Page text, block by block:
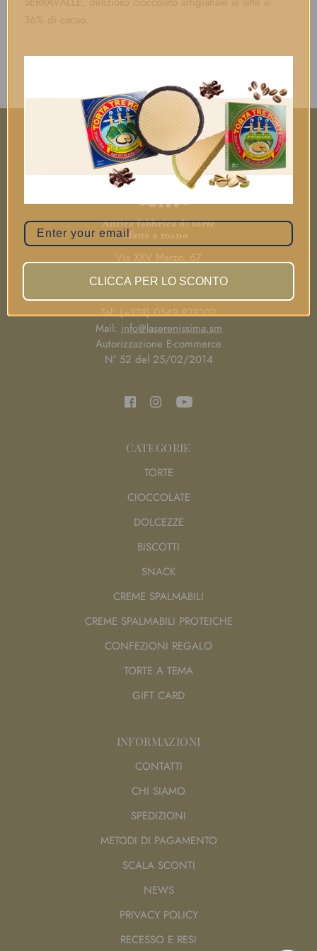
Via XXV Marzo, 67
47895 Domagnano - San Marino
C.O.E. SM00214
Tel: (+378) 0549 878102
Mail: info@laserenissima.sm
Autorizzazione E-commerce
N° 52 del 25/02/2014
CATEGORIE
TORTE
CIOCCOLATE
DOLCEZZE
BISCOTTI
SNACK
CREME SPALMABILI
CREME SPALMABILI PROTEICHE
CONFEZIONI REGALO
TORTE A TEMA
GIFT CARD
INFORMAZIONI
CONTATTI
CHI SIAMO
SPEDIZIONI
METODI DI PAGAMENTO
SCALA SCONTI
NEWS
PRIVACY POLICY
RECESSO E RESI
CLICCA PER LO SCONTO